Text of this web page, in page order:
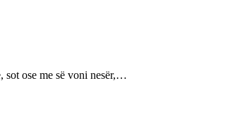
sot ose me së voni nesër,…